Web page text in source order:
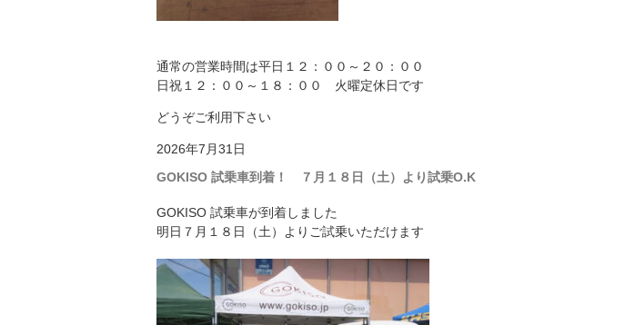
通常の営業時間は平日１２：００～２０：００
日祝１２：００～１８：００ 火曜定休日です
どうぞご利用下さい
2026年7月31日
GOKISO 試乗車到着！ ７月１８日（土）より試乗O.K
GOKISO 試乗車が到着しました
明日７月１８日（土）よりご試乗いただけます